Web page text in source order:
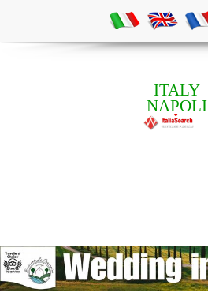
ITALY
NAPOLI